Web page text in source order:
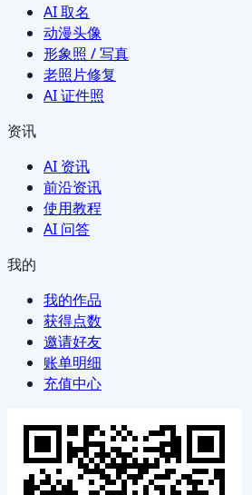
AI 取名
动漫头像
形象照 / 写真
老照片修复
AI 证件照
资讯
AI 资讯
前沿资讯
使用教程
AI 问答
我的
我的作品
获得点数
邀请好友
账单明细
充值中心